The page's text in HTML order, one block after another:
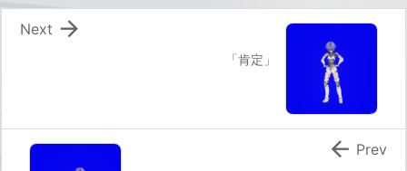
「肯定」

Next
 Prev